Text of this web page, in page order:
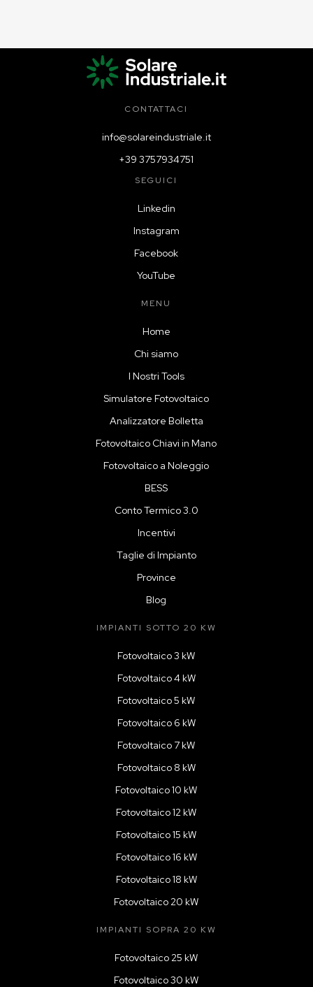
CONTATTACI
info@solareindustriale.it
+39 3757934751
SEGUICI
Linkedin
Instagram
Facebook
YouTube
MENU
Home
Chi siamo
I Nostri Tools
Simulatore Fotovoltaico
Analizzatore Bolletta
Fotovoltaico Chiavi in Mano
Fotovoltaico a Noleggio
BESS
Conto Termico 3.0
Incentivi
Taglie di Impianto
Province
Blog
IMPIANTI SOTTO 20 KW
Fotovoltaico 3 kW
Fotovoltaico 4 kW
Fotovoltaico 5 kW
Fotovoltaico 6 kW
Fotovoltaico 7 kW
Fotovoltaico 8 kW
Fotovoltaico 10 kW
Fotovoltaico 12 kW
Fotovoltaico 15 kW
Fotovoltaico 16 kW
Fotovoltaico 18 kW
Fotovoltaico 20 kW
IMPIANTI SOPRA 20 KW
Fotovoltaico 25 kW
Fotovoltaico 30 kW